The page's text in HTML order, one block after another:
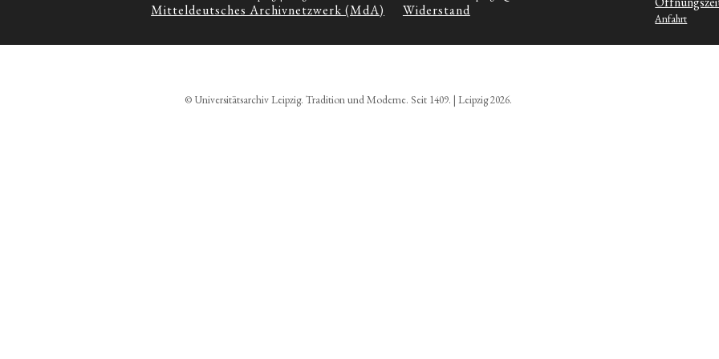
Mitteldeutsches Archivnetzwerk (MdA)
Widerstand
Anfahrt
© Universitätsarchiv Leipzig. Tradition und Moderne. Seit 1409. | Leipzig 2026.